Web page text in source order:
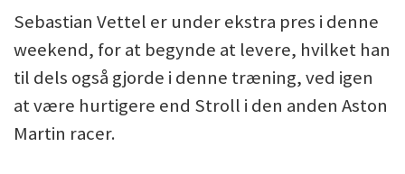
Sebastian Vettel er under ekstra pres i denne
weekend, for at begynde at levere, hvilket han
til dels også gjorde i denne træning, ved igen
at være hurtigere end Stroll i den anden Aston
Martin racer.